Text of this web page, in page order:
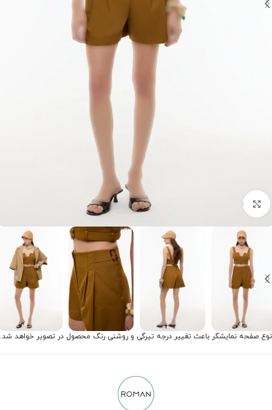
برای بزرگنمایی کلیک کنید
نوع صفحه نمایشگر باعث تغییر درجه تیرگی و روشنی رنگ محصول در تصویر خواهد شد.